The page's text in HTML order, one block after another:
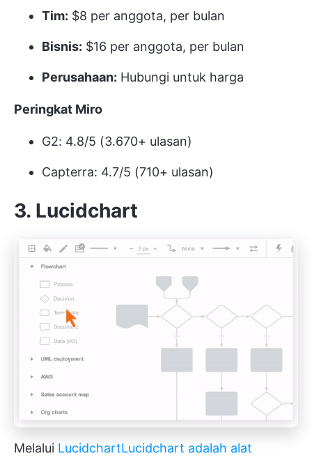
Tim: $8 per anggota, per bulan
Bisnis: $16 per anggota, per bulan
Perusahaan: Hubungi untuk harga
Peringkat Miro
G2: 4.8/5 (3.670+ ulasan)
Capterra: 4.7/5 (710+ ulasan)
3. Lucidchart
Melalui LucidchartLucidchart adalah alat